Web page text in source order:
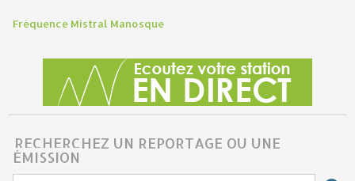
Fréquence Mistral Manosque
RECHERCHEZ UN REPORTAGE OU UNE
ÉMISSION